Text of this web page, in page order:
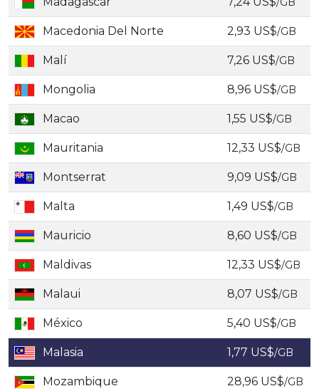
Macedonia Del Norte 2,93 US$/GB
Malí 7,26 US$/GB
Mongolia 8,96 US$/GB
Macao 1,55 US$/GB
Mauritania 12,33 US$/GB
Montserrat 9,09 US$/GB
Malta 1,49 US$/GB
Mauricio 8,60 US$/GB
Maldivas 12,33 US$/GB
Malaui 8,07 US$/GB
México 5,40 US$/GB
Malasia 1,77 US$/GB
Mozambique 28,96 US$/GB